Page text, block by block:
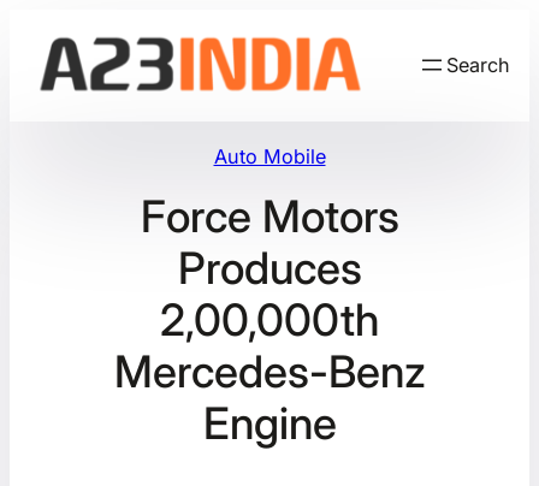
content
Search
Auto Mobile
Force Motors
Produces
2,00,000th
Mercedes-Benz
Engine